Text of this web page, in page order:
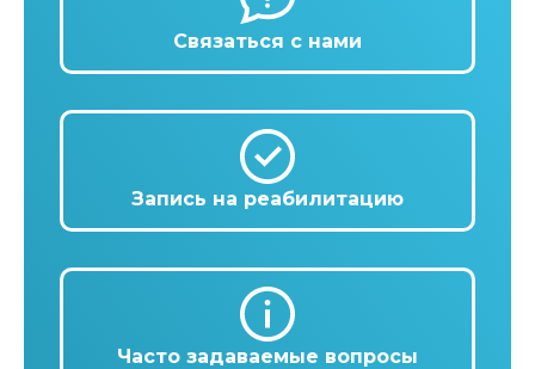
Связаться с нами
Запись на реабилитацию
Часто задаваемые вопросы